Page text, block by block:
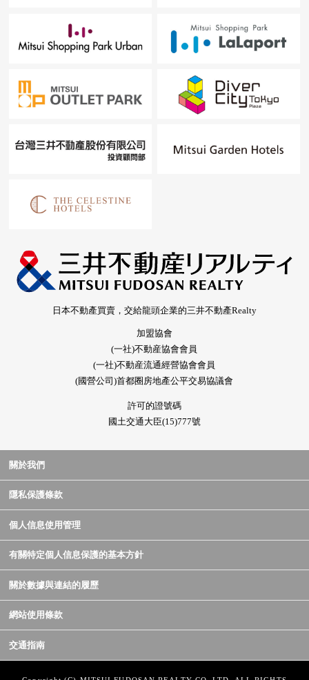
日本不動產買賣，交給龍頭企業的三井不動產Realty
加盟協會
(一社)不動産協會會員
(一社)不動産流通經營協會會員
(國營公司)首都圈房地產公平交易協議會
許可的證號碼
國土交通大臣(15)777號
關於我們
隱私保護條款
個人信息使用管理
有關特定個人信息保護的基本方針
關於數據與連結的履歷
網站使用條款
交通指南